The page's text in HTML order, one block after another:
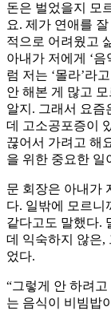
돈은 벌었을지 모
요. 제가 연애를
적으로 어려웠고
아내가 저에게 ‘음
럼 저는 ‘몰라’라
안 해본 게 많고
알지. 그래서 요즘
데 고소공포증이
끊어서 가려고 해
을 위한 중요한 일
문 회장은 아내가
다. 일밖에 모르니
같다고도 말했다.
데 익숙하지 않은,
었다.
“그렇게 안 하려
는 음식이 비빔밥